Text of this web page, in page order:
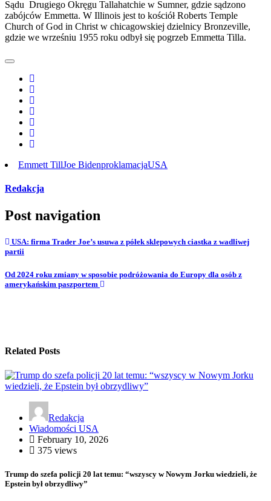
Sądu Drugiego Okręgu Tallahatchie w Sumner, gdzie sądzono
zabójców Emmetta. W Illinois jest to kościół Roberts Temple
Church of God in Christ w chicagowskiej dzielnicy Bronzeville,
gdzie we wrześniu 1955 roku odbył się pogrzeb Emmetta Tilla.
Emmett TillJoe BidenproklamacjaUSA
Redakcja
Post navigation
USA: firma Trader Joe’s usuwa z półek sklepowych ciastka z wadliwej
partii
Od 2024 roku zmiany w sposobie podróżowania do Europy dla osób z
amerykańskim paszportem
Related Posts
Redakcja
Wiadomości USA
February 10, 2026
375 views
Trump do szefa policji 20 lat temu: “wszyscy w Nowym Jorku wiedzieli, że
Epstein był obrzydliwy”